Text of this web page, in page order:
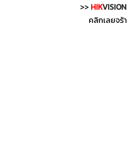
>> HIKVISION
คลิกเลยจร้า